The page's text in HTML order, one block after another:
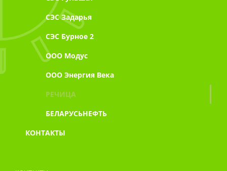
СЭС Задарья
СЭС Бурное 2
ООО Модус
ООО Энергия Века
РЕЧИЦА
БЕЛАРУСЬНЕФТЬ
КОНТАКТЫ